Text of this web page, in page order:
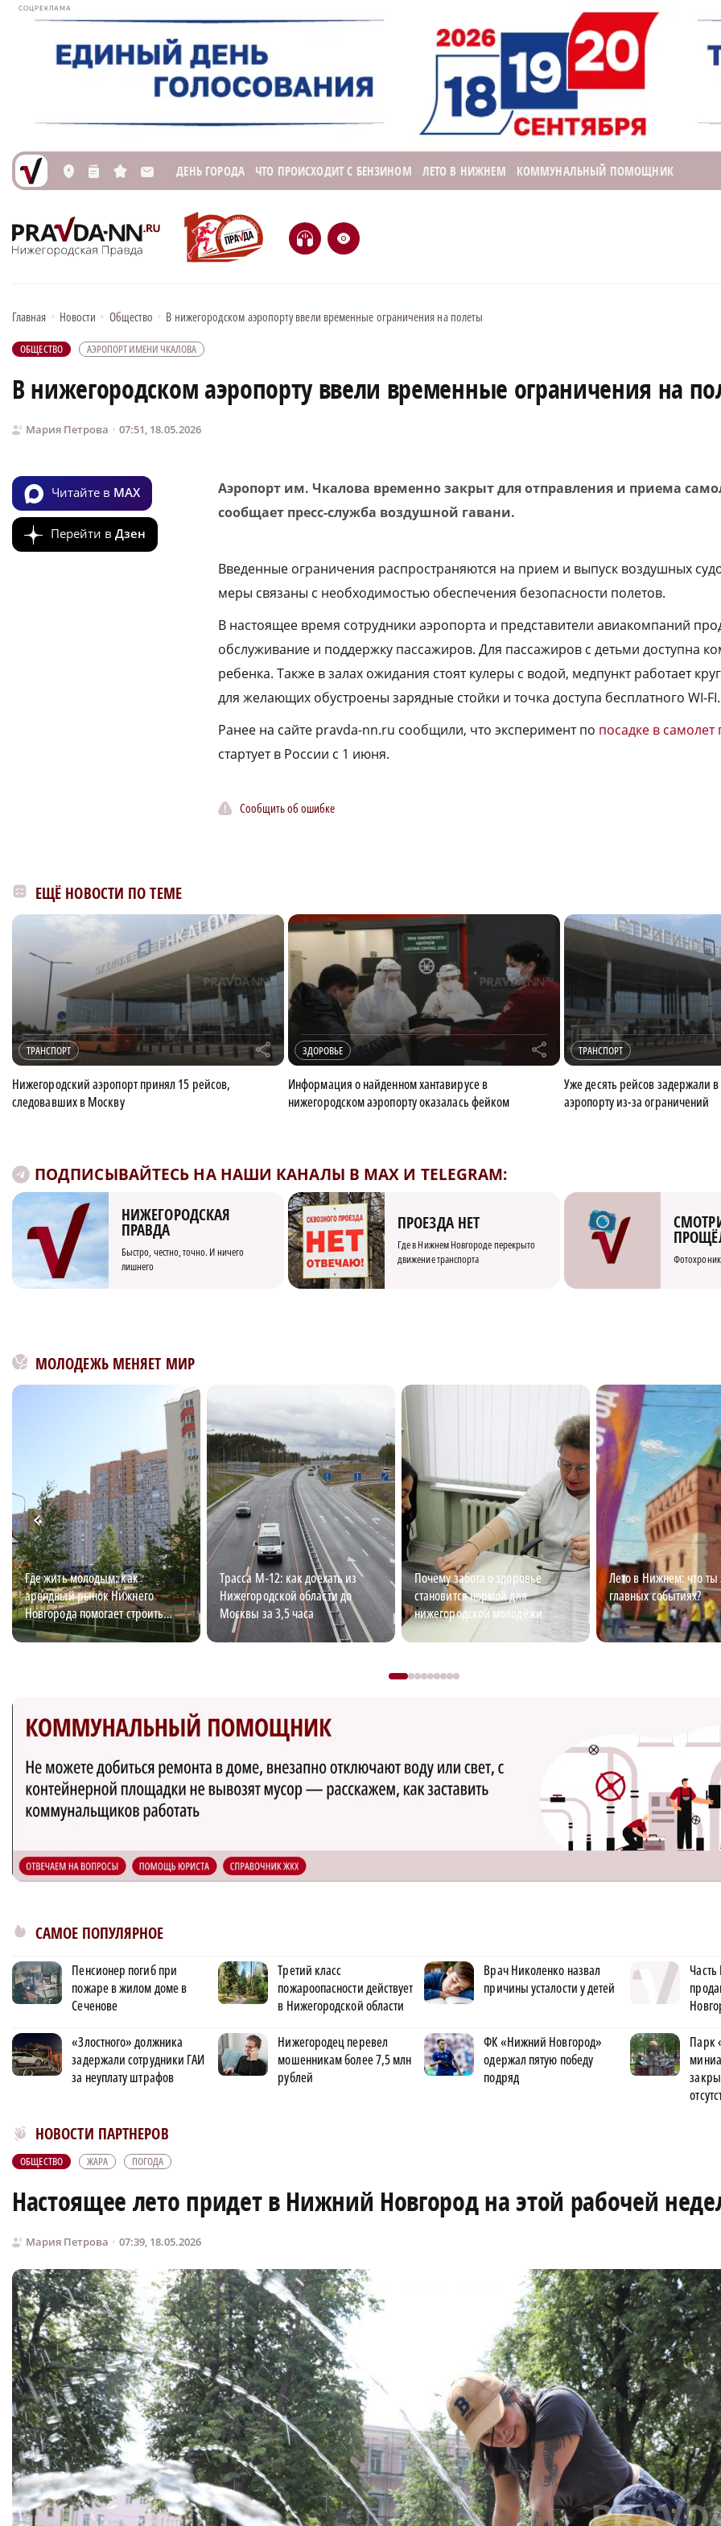
СОЦРЕКЛАМА
L n s M ДЕНЬ ГОРОДА ЧТО ПРОИСХОДИТ С БЕНЗИНОМ ЛЕТО В НИЖНЕМ КОММУНАЛЬНЫЙ ПОМОЩНИК
H e
Главная • Новости • Общество • В нижегородском аэропорту ввели временные ограничения на полеты
ОБЩЕСТВО АЭРОПОРТ ИМЕНИ ЧКАЛОВА
В нижегородском аэропорту ввели временные ограничения на
Мария Петрова 07:51, 18.05.2026
Читайте в MAX
Перейти в Дзен
Аэропорт им. Чкалова временно закрыт для отправления и приема
сообщает пресс-служба воздушной гавани.
Введенные ограничения распространяются на прием и выпуск воздушных
меры связаны с необходимостью обеспечения безопасности полетов.
В настоящее время сотрудники аэропорта и представители авиакомпаний
обслуживание и поддержку пассажиров. Для пассажиров с детьми доступна
ребенка. Также в залах ожидания стоят кулеры с водой, медпункт работает
для желающих обустроены зарядные стойки и точка доступа бесплатного WI-FI.
Ранее на сайте pravda-nn.ru сообщили, что эксперимент по посадке в
стартует в России с 1 июня.
Сообщить об ошибке
ЕЩЁ НОВОСТИ ПО ТЕМЕ
ТРАНСПОРТ r
Нижегородский аэропорт принял 15 рейсов,
следовавших в Москву
ЗДОРОВЬЕ r
Информация о найденном хантавирусе в
нижегородском аэропорту оказалась фейком
ТРАНСПОРТ
Уже десять рейсов задержали
аэропорту из-за ограничений
ПОДПИСЫВАЙТЕСЬ НА НАШИ КАНАЛЫ В MAX И TELEGRAM:
НИЖЕГОРОДСКАЯ
ПРАВДА
Быстро, честно, точно. И ничего
лишнего
ПРОЕЗДА НЕТ
Где в Нижнем Новгороде перекрыто
движение транспорта
МОЛОДЕЖЬ МЕНЯЕТ МИР
Где жить молодым: как
арендный рынок Нижнего
Новгорода помогает строить
карьеру
Трасса М‑12: как доехать из
Нижегородской области до
Москвы за 3,5 часа
Почему забота о здоровье
становится нормой для
нижегородской молодёжи
Лето в Нижнем: что
главных событиях?
САМОЕ ПОПУЛЯРНОЕ
Пенсионер погиб при
пожаре в жилом доме в
Сеченове
Третий класс
пожароопасности действует
в Нижегородской области
Врач Николенко назвал
причины усталости у детей
«Злостного» должника
задержали сотрудники ГАИ
за неуплату штрафов
Нижегородец перевел
мошенникам более 7,5 млн
рублей
ФК «Нижний Новгород»
одержал пятую победу
подряд
Парк
НОВОСТИ ПАРТНЕРОВ
Новости МирТесен
ОБЩЕСТВО ЖАРА ПОГОДА
Настоящее лето придет в Нижний Новгород на этой рабочей
Мария Петрова 07:39, 18.05.2026